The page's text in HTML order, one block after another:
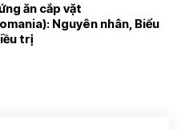
ăn cắp vặt
Nguyên nhân, Biểu
trị